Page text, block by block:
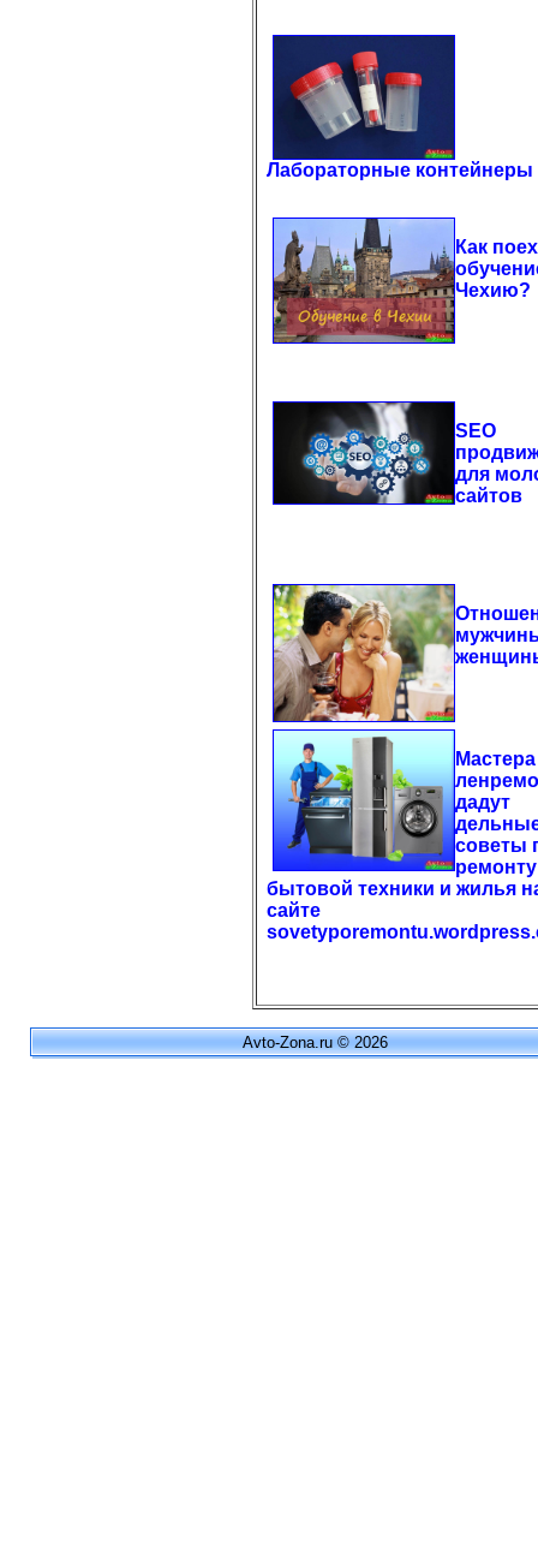
Лабораторные контейнеры
Как
Чехию?
SEO
для
сайтов
Мастера
дадут
советы
ремонту
бытовой техники и жилья
сайте
Avto-Zona.ru © 2026